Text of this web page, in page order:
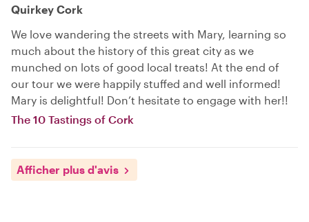
Quirkey Cork
We love wandering the streets with Mary, learning so
much about the history of this great city as we
munched on lots of good local treats! At the end of
our tour we were happily stuffed and well informed!
Mary is delightful! Don’t hesitate to engage with her!!
The 10 Tastings of Cork
Afficher plus d'avis